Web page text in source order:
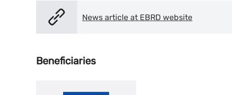
News article at EBRD website
Beneficiaries